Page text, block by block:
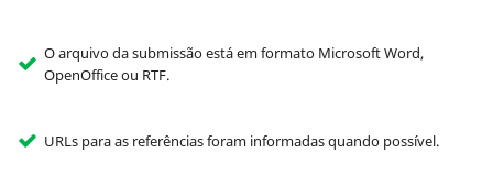
O arquivo da submissão está em formato Microsoft Word,
OpenOffice ou RTF.
URLs para as referências foram informadas quando possível.